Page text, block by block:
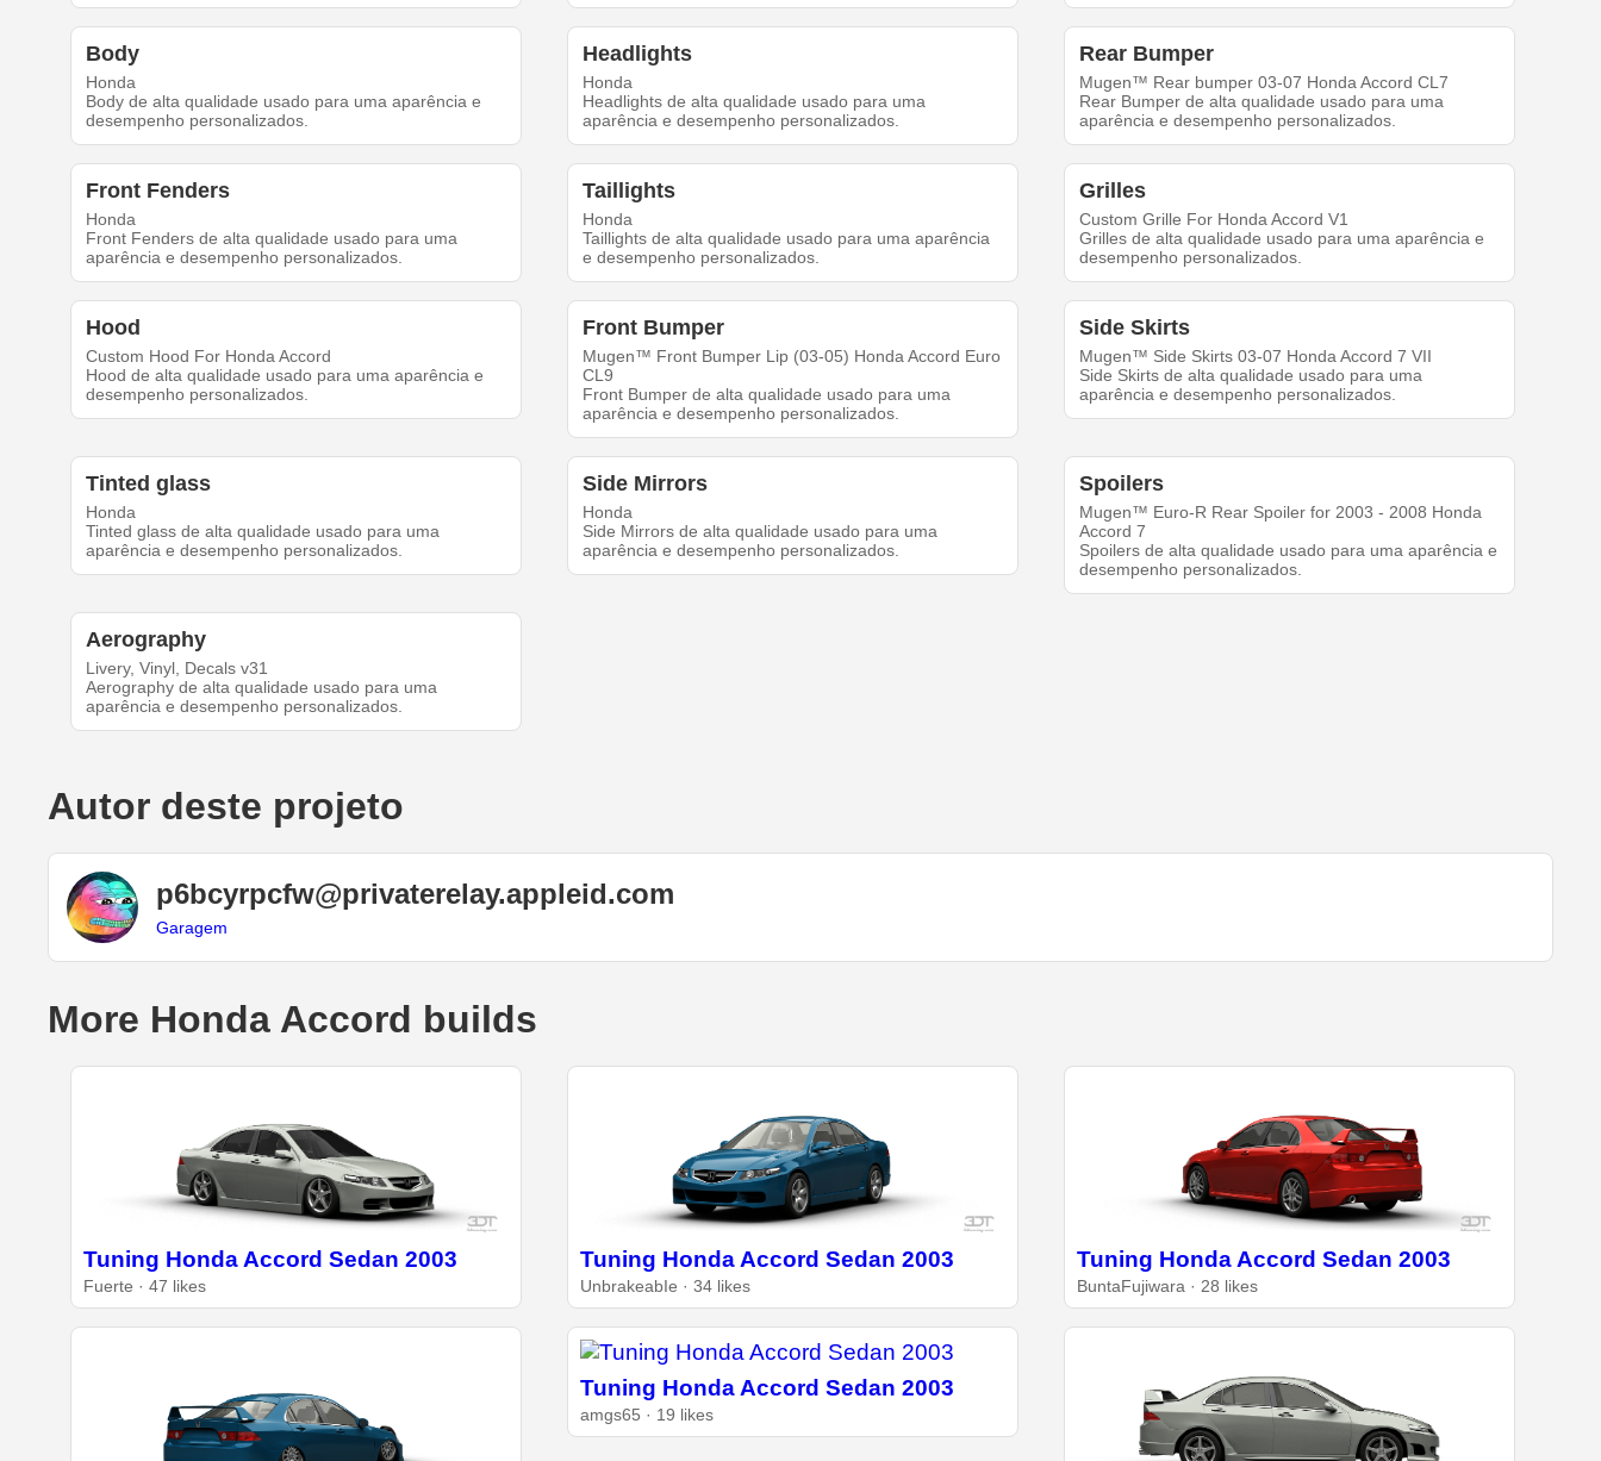
Body
Honda
Body de alta qualidade usado para uma aparência e
desempenho personalizados.
Headlights
Honda
Headlights de alta qualidade usado para uma
aparência e desempenho personalizados.
Rear Bumper
Mugen™ Rear bumper 03-07 Honda Accord CL7
Rear Bumper de alta qualidade usado para uma
aparência e desempenho personalizados.
Front Fenders
Honda
Front Fenders de alta qualidade usado para uma
aparência e desempenho personalizados.
Taillights
Honda
Taillights de alta qualidade usado para uma aparência
e desempenho personalizados.
Grilles
Custom Grille For Honda Accord V1
Grilles de alta qualidade usado para uma aparência e
desempenho personalizados.
Hood
Custom Hood For Honda Accord
Hood de alta qualidade usado para uma aparência e
desempenho personalizados.
Front Bumper
Mugen™ Front Bumper Lip (03-05) Honda Accord Euro
CL9
Front Bumper de alta qualidade usado para uma
aparência e desempenho personalizados.
Side Skirts
Mugen™ Side Skirts 03-07 Honda Accord 7 VII
Side Skirts de alta qualidade usado para uma
aparência e desempenho personalizados.
Tinted glass
Honda
Tinted glass de alta qualidade usado para uma
aparência e desempenho personalizados.
Side Mirrors
Honda
Side Mirrors de alta qualidade usado para uma
aparência e desempenho personalizados.
Spoilers
Mugen™ Euro-R Rear Spoiler for 2003 - 2008 Honda
Accord 7
Spoilers de alta qualidade usado para uma aparência e
desempenho personalizados.
Aerography
Livery, Vinyl, Decals v31
Aerography de alta qualidade usado para uma
aparência e desempenho personalizados.
Autor deste projeto
p6bcyrpcfw@privaterelay.appleid.com
Garagem
More Honda Accord builds
Tuning Honda Accord Sedan 2003
Fuerte · 47 likes
Tuning Honda Accord Sedan 2003
UnbrakeabIe · 34 likes
Tuning Honda Accord Sedan 2003
BuntaFujiwara · 28 likes
Tuning Honda Accord Sedan 2003
amgs65 · 19 likes